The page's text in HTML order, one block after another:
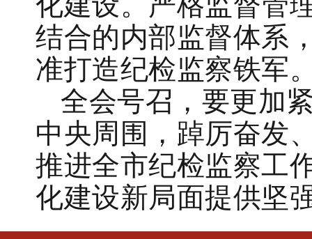
结合的内部监督体系
准打造纪检监察铁军
全会号召，要更加
中央周围，踔厉奋发
推进全市纪检监察工
化建设新局面提供坚